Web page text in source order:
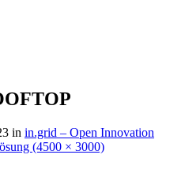
in in.grid – Open Innovation
(4500 × 3000)